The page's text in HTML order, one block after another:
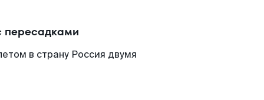
пересадками
в страну Россия двумя